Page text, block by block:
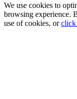
We use cookies to
browsing experience.
use of cookies, orclick